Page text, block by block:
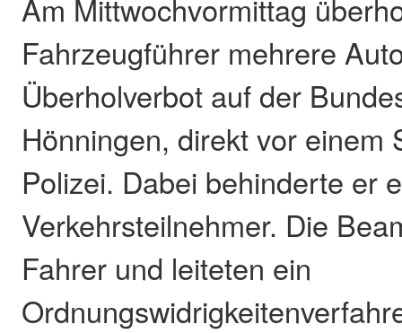
Am Mittwochvormittag
Fahrzeugführer mehrere
Überholverbot auf der
Hönningen, direkt vor einem
Polizei. Dabei behinderte er
Verkehrsteilnehmer. Die
Fahrer und leiteten ein